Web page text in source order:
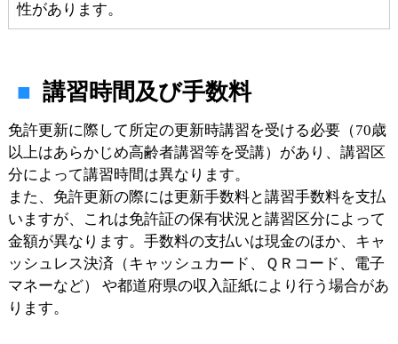
性があります。
講習時間及び手数料
免許更新に際して所定の更新時講習を受ける必要（70歳
以上はあらかじめ高齢者講習等を受講）があり、講習区
分によって講習時間は異なります。
また、免許更新の際には更新手数料と講習手数料を支払
いますが、これは免許証の保有状況と講習区分によって
金額が異なります。手数料の支払いは現金のほか、キャ
ッシュレス決済（キャッシュカード、ＱＲコード、電子
マネーなど） や都道府県の収入証紙により行う場合があ
ります。